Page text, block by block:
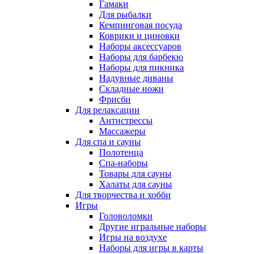
Гамаки
Для рыбалки
Кемпинговая посуда
Коврики и циновки
Наборы аксессуаров
Наборы для барбекю
Наборы для пикника
Надувные диваны
Складные ножи
Фрисби
Для релаксации
Антистрессы
Массажеры
Для спа и сауны
Полотенца
Спа-наборы
Товары для сауны
Халаты для сауны
Для творчества и хобби
Игры
Головоломки
Другие игральные наборы
Игры на воздухе
Наборы для игры в карты